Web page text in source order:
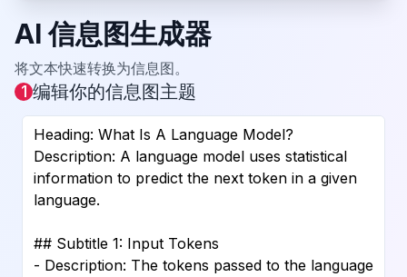
AI 信息图生成器
将文本快速转换为信息图。
1 编辑你的信息图主题